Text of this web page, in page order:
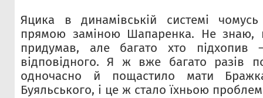
Яцика в динамівській системі
прямою заміною Шапаренка. Не знаю,
придумав, але багато хто підхопив
відповідного. Я ж вже багато разів
одночасно й пощастило мати
Буяльського, і це ж стало їхньою